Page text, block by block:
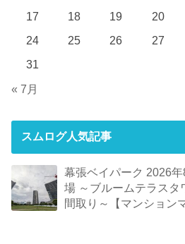
17
18 19 20
24
25 26 27
31
« 7月
スムログ人気記事
幕張ベイパーク 2026
場 ～ブルームテラスタ
間取り～【マンション